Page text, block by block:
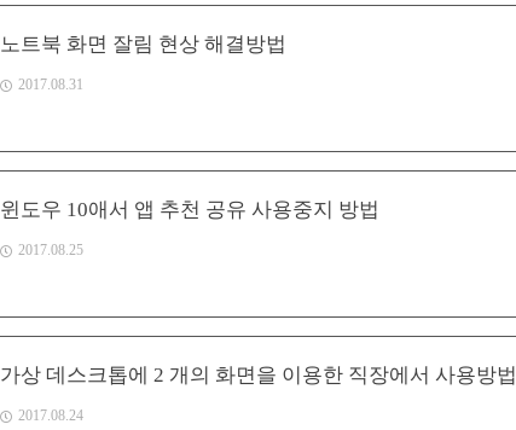
노트북 화면 잘림 현상 해결방법
2017.08.31
윈도우 10애서 앱 추천 공유 사용중지 방법
2017.08.25
가상 데스크톱에 2 개의 화면을 이용한 직장에서 사용방법
2017.08.24